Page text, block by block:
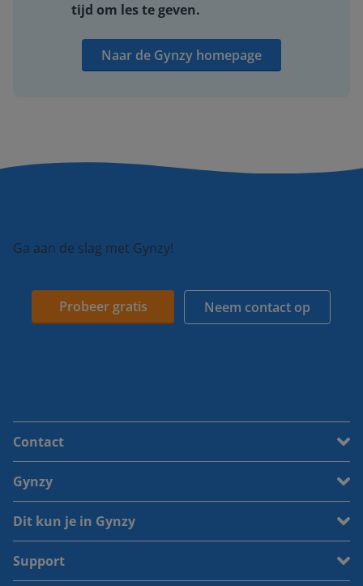
tijd om les te geven.
Naar de Gynzy homepage
Ga aan de slag met Gynzy!
Probeer gratis Neem contact op
Contact
Gynzy
Dit kun je in Gynzy
Support